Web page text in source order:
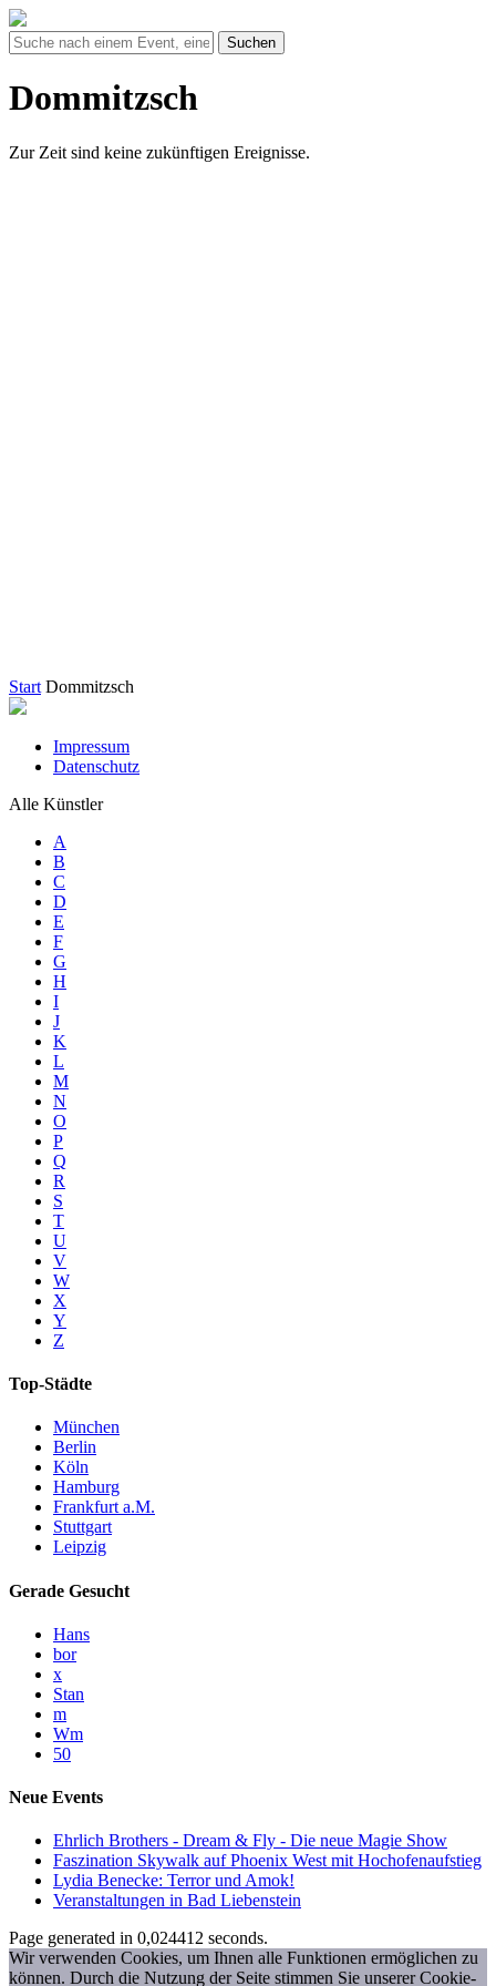
Suchen
Dommitzsch
Zur Zeit sind keine zukünftigen Ereignisse.
Start Dommitzsch
Impressum
Datenschutz
Alle Künstler
A
B
C
D
E
F
G
H
I
J
K
L
M
N
O
P
Q
R
S
T
U
V
W
X
Y
Z
Top-Städte
München
Berlin
Köln
Hamburg
Frankfurt a.M.
Stuttgart
Leipzig
Gerade Gesucht
Hans
bor
x
Stan
m
Wm
50
Neue Events
Ehrlich Brothers - Dream & Fly - Die neue Magie Show
Faszination Skywalk auf Phoenix West mit Hochofenaufstieg
Lydia Benecke: Terror und Amok!
Veranstaltungen in Bad Liebenstein
Page generated in 0,024412 seconds.
Wir verwenden Cookies, um Ihnen alle Funktionen ermöglichen zu
können. Durch die Nutzung der Seite stimmen Sie unserer Cookie-